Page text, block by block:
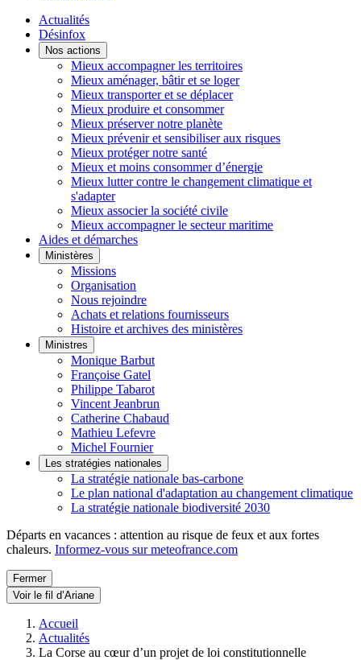
Actualités
Désinfox
Nos actions
Mieux accompagner les territoires
Mieux aménager, bâtir et se loger
Mieux transporter et se déplacer
Mieux produire et consommer
Mieux préserver notre planète
Mieux prévenir et sensibiliser aux risques
Mieux protéger notre santé
Mieux et moins consommer d’énergie
Mieux lutter contre le changement climatique et
s'adapter
Mieux associer la société civile
Mieux accompagner le secteur maritime
Aides et démarches
Ministères
Missions
Organisation
Nous rejoindre
Achats et relations fournisseurs
Histoire et archives des ministères
Ministres
Monique Barbut
Françoise Gatel
Philippe Tabarot
Vincent Jeanbrun
Catherine Chabaud
Mathieu Lefevre
Michel Fournier
Les stratégies nationales
La stratégie nationale bas-carbone
Le plan national d'adaptation au changement climatique
La stratégie nationale biodiversité 2030
Départs en vacances : attention au risque de feux et aux fortes
chaleurs. Informez-vous sur meteofrance.com
Fermer
Voir le fil d’Ariane
Accueil
Actualités
La Corse au cœur d’un projet de loi constitutionnelle